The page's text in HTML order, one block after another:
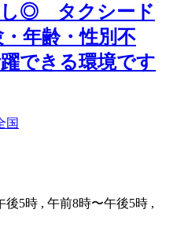
し◎ タクシード
年齢・性別不
できる環境です
国
5時 , 午前8時〜午後5時 ,